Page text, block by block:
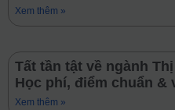
Xem thêm »
Tất tần tật về ngành
Học phí, điểm chuẩn &
Xem thêm »